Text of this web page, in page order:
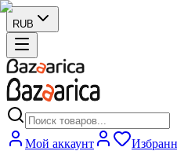
RUB
Мой аккаунт